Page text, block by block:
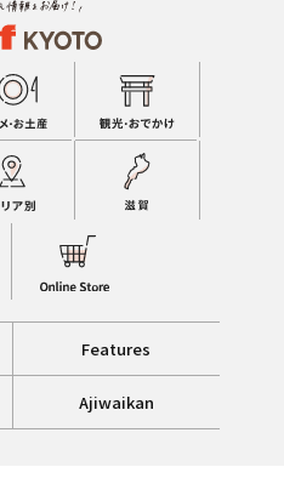
Features
Ajiwaikan